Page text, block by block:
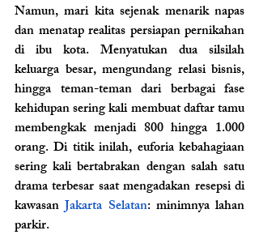
Namun, mari kita sejenak menarik napas
dan menatap realitas persiapan pernikahan
di ibu kota. Menyatukan dua silsilah
keluarga besar, mengundang relasi bisnis,
hingga teman-teman dari berbagai fase
kehidupan sering kali membuat daftar tamu
membengkak menjadi 800 hingga 1.000
orang. Di titik inilah, euforia kebahagiaan
sering kali bertabrakan dengan salah satu
drama terbesar saat mengadakan resepsi di
kawasan Jakarta Selatan: minimnya lahan
parkir.